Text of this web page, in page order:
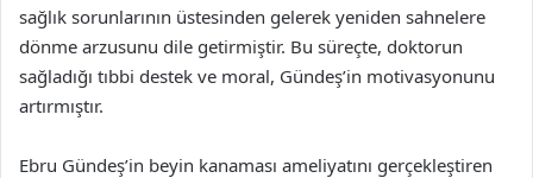
sağlık sorunlarının üstesinden gelerek yeniden sahnelere
dönme arzusunu dile getirmiştir. Bu süreçte, doktorun
sağladığı tıbbi destek ve moral, Gündeş’in motivasyonunu
artırmıştır.
Ebru Gündeş’in beyin kanaması ameliyatını gerçekleştiren